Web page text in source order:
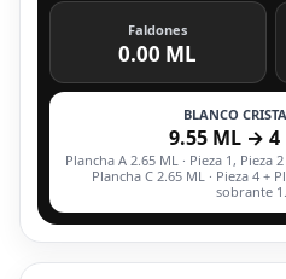
Faldones
0.00 ML
BLANCO
9.55 ML →
Plancha A 2.65 ML · Pieza 1, Pieza
Plancha C 2.65 ML · Pieza 4 +
sobrante